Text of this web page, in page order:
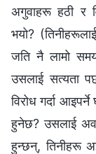
अगुवाहरू हठी र
भयो?
जति नै लामो
उसलाई सत्यता
विरोध गर्दा
हुनेछ? उसलाई
हुन्छन्, तिनीहरू